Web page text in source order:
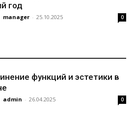
год
manager - 25.10.2025 0
функций и эстетики в
admin - 26.04.2025 0